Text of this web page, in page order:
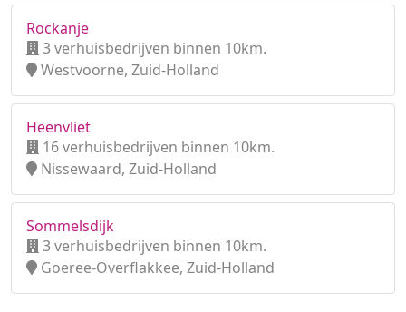
Rockanje
3 verhuisbedrijven binnen 10km.
Westvoorne, Zuid-Holland
Heenvliet
16 verhuisbedrijven binnen 10km.
Nissewaard, Zuid-Holland
Sommelsdijk
3 verhuisbedrijven binnen 10km.
Goeree-Overflakkee, Zuid-Holland